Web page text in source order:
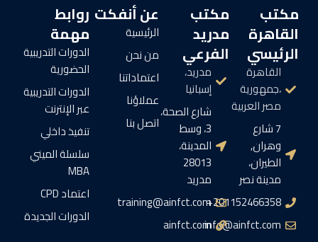
مكتب
القاهرة
الرئيسي
القاهرة
،جمهورية
مصر العربية
7 شارع
وهران,
الطيران،
مدينة نصر
201152466358+
info@ainfct.com
مكتب
مدريد
الفرعي
مدريد،
إسبانيا
شارع الصحة،
3، وسط
المدينة،
28013
مدريد
training@ainfct.com
ainfct.com
عن أنفكت
الرئيسية
من نحن
اعتماداتنا
عملاؤنا
اتصل بنا
روابط
مهمة
الدورات التدريبية
الحضورية
الدورات التدريبية
عبر الإنترنت
تنفيذ داخلي
سلسلة الميني
MBA
اعتماد CPD
الدورات الجديدة